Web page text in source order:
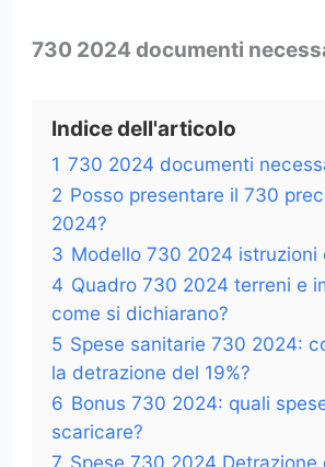
730 2024 documenti
Indice dell'articolo
1 730 2024 documenti
2 Posso presentare il 730
2024?
3 Modello 730 2024 istruzioni
4 Quadro 730 2024 terreni e
come si dichiarano?
5 Spese sanitarie 730 2024:
la detrazione del 19%?
6 Bonus 730 2024: quali
scaricare?
7 Spese 730 2024 Detrazione